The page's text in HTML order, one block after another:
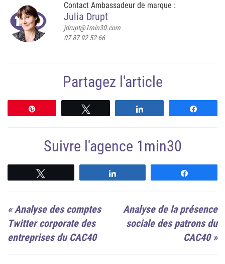
Contact Ambassadeur de marque :
Julia Drupt
jdrupt@1min30.com
07 87 92 52 66
Partagez l'article
Suivre l'agence 1min30
«Analyse des comptes
Twitter corporate des
entreprises du CAC40
Analyse de la présence
sociale des patrons du
CAC40»